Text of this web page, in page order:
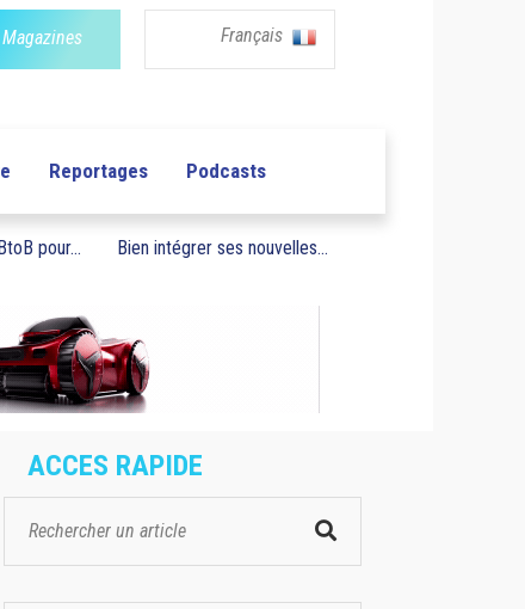
Français
Reportages Podcasts
pour... Bien intégrer ses nouvelles...
ACCES RAPIDE